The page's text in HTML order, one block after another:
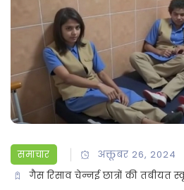
समाचार अक्तूबर 26, 2024
गैस रिसाव चेन्नई छात्रों की तबीयत